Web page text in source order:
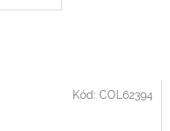
Kód: COL62394